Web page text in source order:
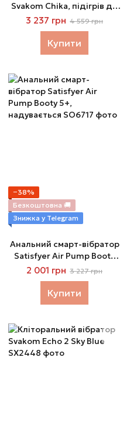
Svakom Chika, підігрів до
38 °C
3 237 грн 4 559 грн
Купити
−38%
Безкоштовна 🚚
Знижка у Telegram
Анальний смарт-вібратор
Satisfyer Air Pump Booty
5+, надувається
2 001 грн 3 227 грн
Купити